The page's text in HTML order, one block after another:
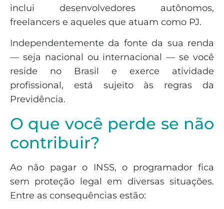
inclui desenvolvedores autônomos,
freelancers e aqueles que atuam como PJ.
Independentemente da fonte da sua renda
— seja nacional ou internacional — se você
reside no Brasil e exerce atividade
profissional, está sujeito às regras da
Previdência.
O que você perde se não
contribuir?
Ao não pagar o INSS, o programador fica
sem proteção legal em diversas situações.
Entre as consequências estão: